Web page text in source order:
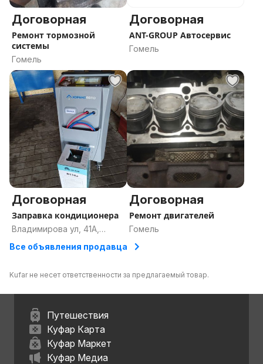
Договорная
Ремонт тормозной
системы
Гомель
Договорная
ANT-GROUP Автосервис
Гомель
Договорная
Заправка кондиционера
Владимирова ул, 41А,
область
Договорная
Ремонт двигателей
Гомель
Все объявления продавца
Kufar не несет ответственности за предлагаемый товар.
Путешествия
Куфар Карта
Куфар Маркет
Куфар Медиа